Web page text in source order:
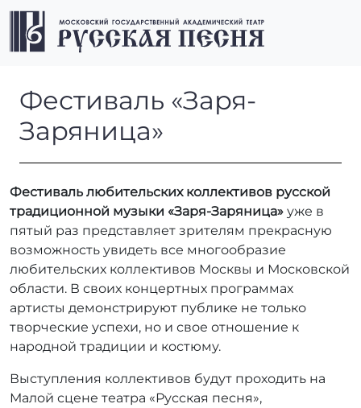
Перейти к содержимому
Перейти к футеру
Фестиваль «Заря-Заряница»
Фестиваль «Заря-
Заряница»
Фестиваль любительских коллективов русской
традиционной музыки «Заря-Заряница» уже в
пятый раз представляет зрителям прекрасную
возможность увидеть все многообразие
любительских коллективов Москвы и Московской
области. В своих концертных программах
артисты демонстрируют публике не только
творческие успехи, но и свое отношение к
народной традиции и костюму.
Выступления коллективов будут проходить на
Малой сцене театра «Русская песня»,